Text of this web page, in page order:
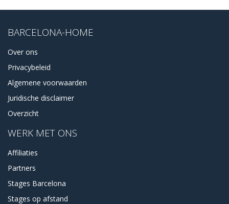
BARCELONA-HOME
Over ons
Privacybeleid
Algemene voorwaarden
Juridische disclaimer
Overzicht
WERK MET ONS
Affiliaties
Partners
Stages Barcelona
Stages op afstand